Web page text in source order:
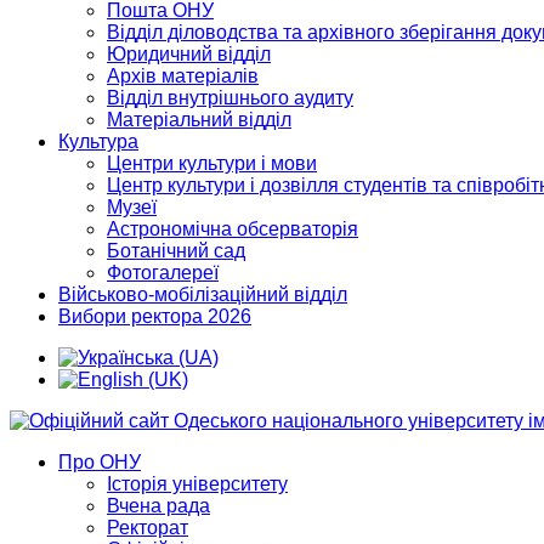
Пошта ОНУ
Відділ діловодства та архівного зберігання
Юридичний відділ
Архів матеріалів
Відділ внутрішнього аудиту
Матеріальний відділ
Культура
Центри культури і мови
Центр культури і дозвілля студентів та
Музеї
Астрономічна обсерваторія
Ботанічний сад
Фотогалереї
Військово-мобілізаційний відділ
Вибори ректора 2026
Про ОНУ
Історія університету
Вчена рада
Ректорат